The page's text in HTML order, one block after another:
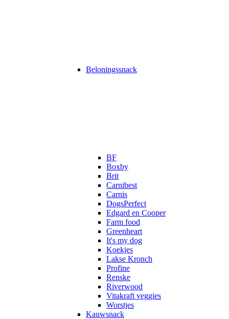
Beloningssnack
BF
Boxby
Brit
Carnibest
Carnis
DogsPerfect
Edgard en Cooper
Farm food
Greenheart
It's my dog
Koekjes
Lakse Kronch
Profine
Renske
Riverwood
Vitakraft veggies
Worstjes
Kauwsnack